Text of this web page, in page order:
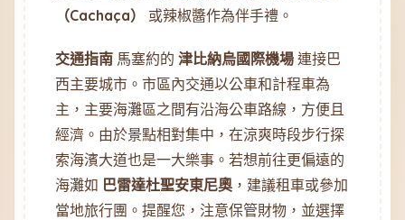
（Cachaça）
或辣椒醬作為伴手禮。
交通指南 馬塞約的 津比納烏國際機場 連接巴
西主要城市。市區內交通以公車和計程車為
主，主要海灘區之間有沿海公車路線，方便且
經濟。由於景點相對集中，在涼爽時段步行探
索海濱大道也是一大樂事。若想前往更偏遠的
海灘如 巴雷達杜聖安東尼奧 ，建議租車或參加
當地旅行團。提醒您，注意保管財物，並選擇